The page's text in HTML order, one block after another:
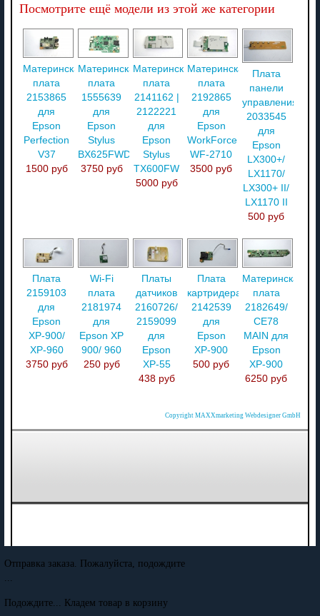
Посмотрите ещё модели из этой же категории
Материнская
плата
2153865
для
Epson
Perfection
V37
1500 руб
Материнская
плата
1555639
для
Epson
Stylus
BX625FWD
3750 руб
Материнская
плата
2141162 |
2122221
для
Epson
Stylus
TX600FW
5000 руб
Материнская
плата
2192865
для
Epson
WorkForce
WF-2710
3500 руб
Плата
панели
управления
2033545
для
Epson
LX300+/
LX1170/
LX300+ II/
LX1170 II
500 руб
Плата
2159103
для
Epson
XP-900/
XP-960
3750 руб
Wi-Fi
плата
2181974
для
Epson XP
900/ 960
250 руб
Платы
датчиков
2160726/
2159099
для
Epson
XP-55
438 руб
Плата
картридера
2142539
для
Epson
XP-900
500 руб
Материнская
плата
2182649/
CE78
MAIN для
Epson
XP-900
6250 руб
Copyright MAXXmarketing Webdesigner GmbH
Отправка заказа. Пожалуйста, подождите
...
Подождите... Кладем товар в корзину